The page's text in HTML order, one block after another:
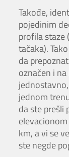
Takođe,
pojedinim
profila
tačaka).
da
označen i
jednom
da ste prešli
km, a vi se
ste negde